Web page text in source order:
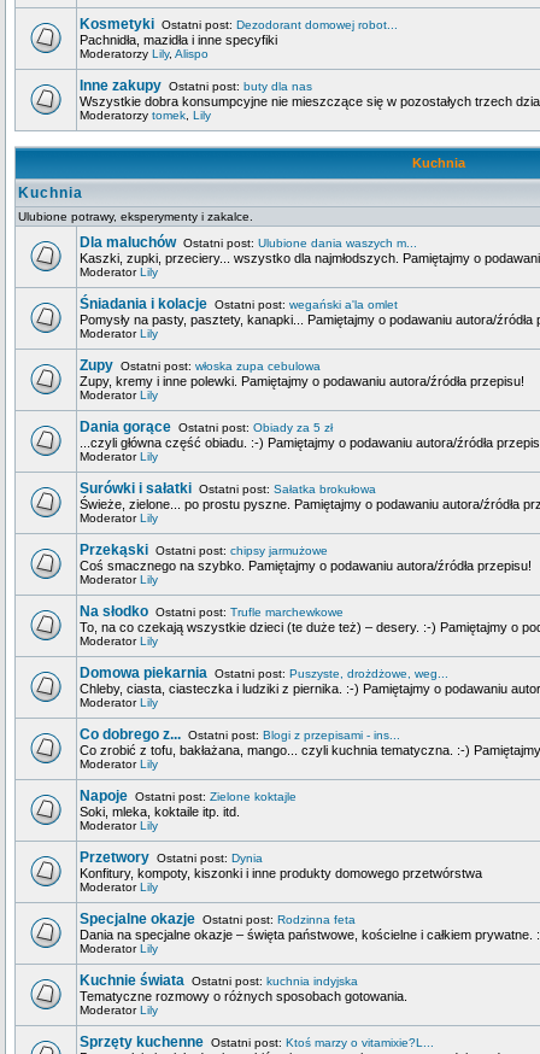
Kosmetyki Ostatni post: Dezodorant domowej robot...
Pachnidła, mazidła i inne specyfiki
Moderatorzy Lily, Alispo
Inne zakupy Ostatni post: buty dla nas
Wszystkie dobra konsumpcyjne nie mieszczące się w pozostałych trzech
Moderatorzy tomek Lily
Kuchnia
Kuchnia
Ulubione potrawy, eksperymenty i zakalce.
Dla maluchówOstatni post: Ulubione dania waszych m...
Kaszki, zupki, przeciery... wszystko dla najmłodszych. Pamiętajmy o
ModeratorLily
Śniadania i kolacje Ostatni post: wegański a'la omlet
Pomysły na pasty, pasztety, kanapki... Pamiętajmy o podawaniu autora/źródła
ModeratorLily
Zupy Ostatni post: włoska zupa cebulowa
Zupy, kremy i inne polewki. Pamiętajmy o podawaniu autora/źródła przepisu!
ModeratorLily
Dania gorące Ostatni post: Obiady za 5 zł
...czyli główna część obiadu. :-) Pamiętajmy o podawaniu autora/źródła
ModeratorLily
Surówki i sałatki Ostatni post: Sałatka brokułowa
Świeże, zielone... po prostu pyszne. Pamiętajmy o podawaniu autora/źródła
ModeratorLily
Przekąski Ostatni post: chipsy jarmużowe
Coś smacznego na szybko. Pamiętajmy o podawaniu autora/źródła przepisu!
ModeratorLily
Na słodko Ostatni post: Trufle marchewkowe
To, na co czekają wszystkie dzieci (te duże też) – desery. :-) Pamiętajmy o
ModeratorLily
Domowa piekarnia Ostatni post: Puszyste, drożdżowe, weg...
Chleby, ciasta, ciasteczka i ludziki z piernika. :-) Pamiętajmy o podawaniu
ModeratorLily
Co dobrego z... Ostatni post: Blogi z przepisami - ins...
Co zrobić z tofu, bakłażana, mango... czyli kuchnia tematyczna. :-)
ModeratorLily
Napoje Ostatni post: Zielone koktajle
Soki, mleka, koktaile itp. itd.
ModeratorLily
Przetwory Ostatni post: Dynia
Konfitury, kompoty, kiszonki i inne produkty domowego przetwórstwa
ModeratorLily
Specjalne okazje Ostatni post: Rodzinna feta
Dania na specjalne okazje – święta państwowe, kościelne i całkiem
ModeratorLily
Kuchnie świata Ostatni post: kuchnia indyjska
Tematyczne rozmowy o różnych sposobach gotowania.
ModeratorLily
Sprzęty kuchenne Ostatni post: Ktoś marzy o vitamixie?L...